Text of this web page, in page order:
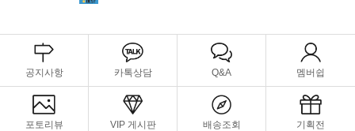
공지사항 카톡상담 Q&A 멤버쉽
포토리뷰 VIP 게시판 배송조회 기획전